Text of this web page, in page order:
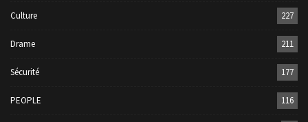
Culture 227
Drame 211
Sécurité 177
PEOPLE 116